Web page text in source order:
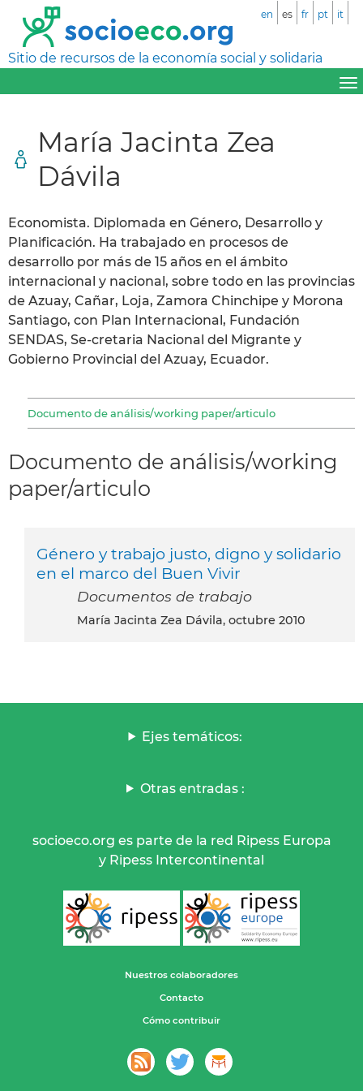
Sitio de recursos de la economía social y solidaria
en es fr pt it
María Jacinta Zea
Dávila
Economista. Diplomada en Género, Desarrollo y
Planificación. Ha trabajado en procesos de
desarrollo por más de 15 años en el ámbito
internacional y nacional, sobre todo en las provincias
de Azuay, Cañar, Loja, Zamora Chinchipe y Morona
Santiago, con Plan Internacional, Fundación
SENDAS, Se-cretaria Nacional del Migrante y
Gobierno Provincial del Azuay, Ecuador.
Documento de análisis/working paper/articulo
Documento de análisis/working
paper/articulo
Género y trabajo justo, digno y solidario
en el marco del Buen Vivir
Documentos de trabajo
María Jacinta Zea Dávila, octubre 2010
Ejes temáticos:
Otras entradas :
socioeco.org es parte de la red Ripess Europa
y Ripess Intercontinental
Nuestros colaboradores
Contacto
Cómo contribuir